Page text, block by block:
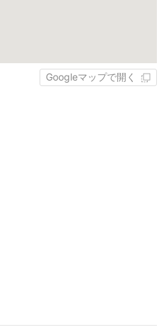
Googleマップで開く